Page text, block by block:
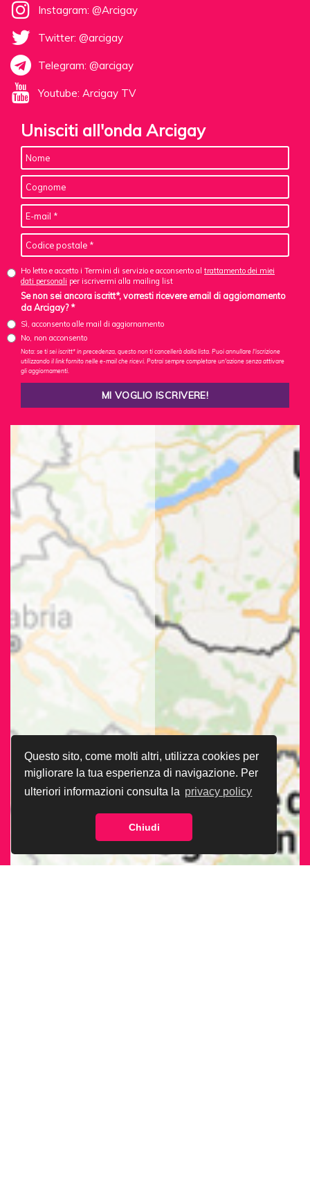
Questo sito, come molti altri, utilizza cookies per
migliorare la tua esperienza di navigazione. Per
ulteriori informazioni consulta la privacy policy
Chiudi
Instagram: @Arcigay
Twitter: @arcigay
Telegram: @arcigay
Youtube: Arcigay TV
Unisciti all'onda Arcigay
Ho letto e accetto i Termini di servizio e acconsento al trattamento dei miei
dati personali per iscrivermi alla mailing list
Se non sei ancora iscritt*, vorresti ricevere email di aggiornamento
da Arcigay? *
Sì, acconsento alle mail di aggiornamento
No, non acconsento
Nota: se ti sei iscritt* in precedenza, questo non ti cancellerà dalla lista. Puoi annullare l'iscrizione
utilizzando il link fornito nelle e-mail che ricevi. Potrai sempre completare un'azione senza attivare
gli aggiornamenti.